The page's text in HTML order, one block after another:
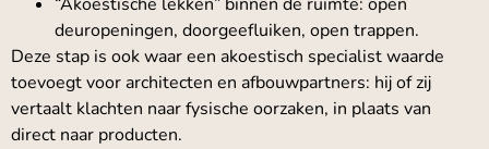
deuropeningen, doorgeefluiken, open trappen.
Deze stap is ook waar een akoestisch specialist waarde
toevoegt voor architecten en afbouwpartners: hij of zij
vertaalt klachten naar fysische oorzaken, in plaats van
direct naar producten.